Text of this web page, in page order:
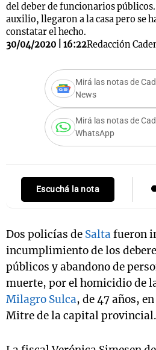
del deber de funcionarios
auxilio, llegaron a la casa pero se
constatar el hecho.
30/04/2020 | 16:22Redacción
Mirá las notas de
News
Mirá las notas de
WhatsApp
Escuchá la nota
Dos policías de Saltafueron
incumplimiento de los
públicos y abandono de
muerte, por el homicidio de
Milagro Sulca, de 47 años,
Mitre de la capital provincial.
Mundial 2026